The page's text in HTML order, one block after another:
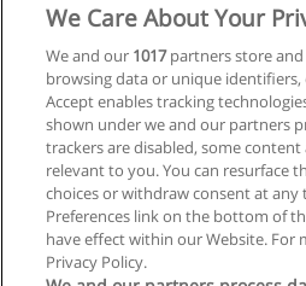
Curso de Sueco
Instituto de Cultura Sueca
Solicita
We Care About Your
We and our 1017partners store and
browsing data or unique identifiers,
Accept enables tracking
shown under we and our partners
trackers are disabled, some
relevant to you. You can resurface
choices or withdraw consent at any
Preferences link on the bottom of
have effect within our Website. For
Privacy Policy.